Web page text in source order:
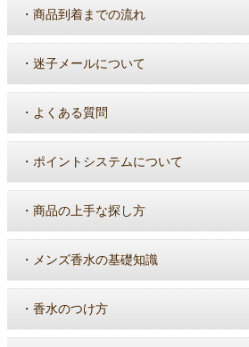
・ 商品到着までの流れ
・ 迷子メールについて
・ よくある質問
・ ポイントシステムについて
・ 商品の上手な探し方
・ メンズ香水の基礎知識
・ 香水のつけ方